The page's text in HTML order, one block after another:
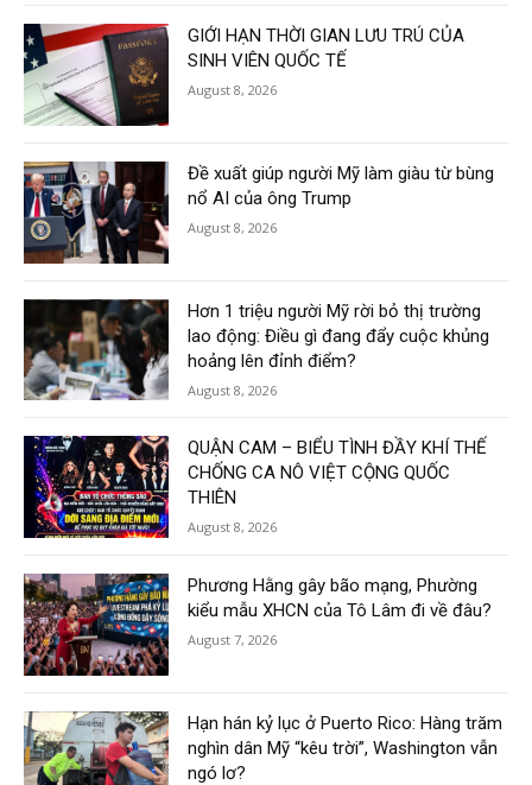
GIỚI HẠN THỜI GIAN LƯU TRÚ CỦA
SINH VIÊN QUỐC TẾ
August 8, 2026
Đề xuất giúp người Mỹ làm giàu từ bùng
nổ AI của ông Trump
August 8, 2026
Hơn 1 triệu người Mỹ rời bỏ thị trường
lao động: Điều gì đang đẩy cuộc khủng
hoảng lên đỉnh điểm?
August 8, 2026
QUẬN CAM – BIỂU TÌNH ĐẦY KHÍ THẾ
CHỐNG CA NÔ VIỆT CỘNG QUỐC
THIÊN
August 8, 2026
Phương Hằng gây bão mạng, Phường
kiểu mẫu XHCN của Tô Lâm đi về đâu?
August 7, 2026
Hạn hán kỷ lục ở Puerto Rico: Hàng trăm
nghìn dân Mỹ “kêu trời”, Washington vẫn
ngó lơ?